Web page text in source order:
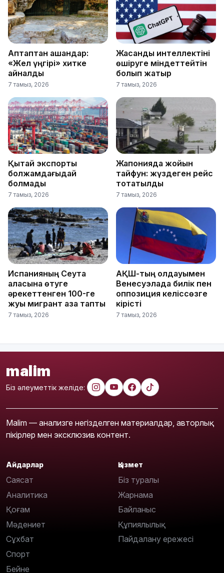
Аптаптан қашқандар:
«Жел үңгірі» хитке
айналды
7 тамыз, 2026
Жасанды интеллектіні
өшіруге міндеттейтін
болып жатыр
7 тамыз, 2026
Қытай экспорты
болжамдағыдай
болмады
7 тамыз, 2026
Жапонияда жойқын
тайфун: жүздеген рейс
тоқтатылды
7 тамыз, 2026
Испанияның Сеута
қаласына өтуге
әрекеттенген 100-ге
жуық мигрант қаза тапты
7 тамыз, 2026
АҚШ-тың қолдауымен
Венесуэлада билік пен
оппозиция келіссөзге
кірісті
7 тамыз, 2026
malim
Біз әлеуметтік желіде:
Malim — анализге негізделген материалдар, авторлық
пікірлер мен эксклюзив контент.
Айдарлар
Саясат
Аналитика
Қоғам
Мәдениет
Сұхбат
Спорт
Бейне
Қызмет
Біз туралы
Жарнама
Байланыс
Құпиялылық
Пайдалану ережесі